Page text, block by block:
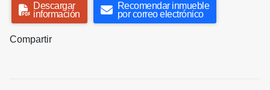
Descargar
información
Recomendar inmueble
por correo electrónico
Compartir